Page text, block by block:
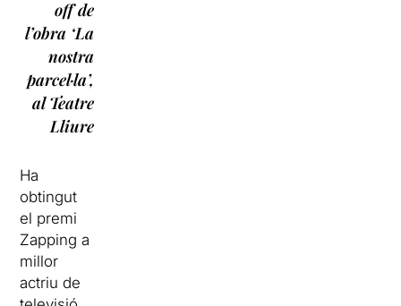
off de
l’obra ‘La
nostra
parcel·la’,
al Teatre
Lliure
Ha
obtingut
el premi
Zapping a
millor
actriu de